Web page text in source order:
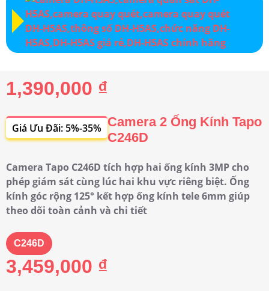
1,390,000 ₫
Giá Ưu Đãi: 5%-35% Camera 2 Ống Kính Tapo
C246D
Camera Tapo C246D tích hợp hai ống kính 3MP cho
phép giám sát cùng lúc hai khu vực riêng biệt. Ống
kính góc rộng 125° kết hợp ống kính tele 6mm giúp
theo dõi toàn cảnh và chi tiết
C246D
3,459,000 ₫